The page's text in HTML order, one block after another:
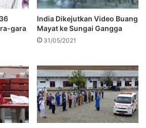
gara
India Dikejutkan Video Buang
Mayat ke Sungai Gangga
31/05/2021